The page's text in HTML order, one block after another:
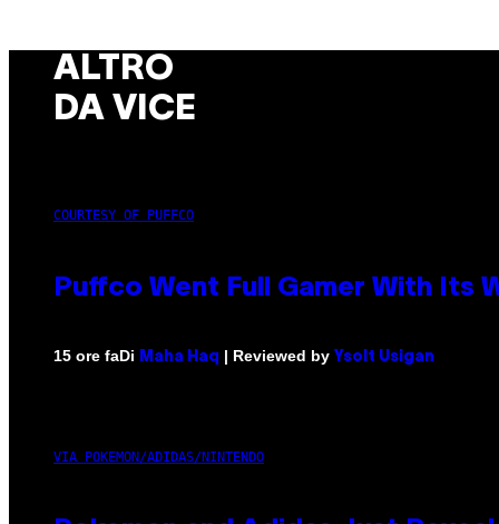
ALTRO
DA VICE
COURTESY OF PUFFCO
Puffco Went Full Gamer With Its
15 ore faDi Maha Haq | Reviewed by Ysolt Usigan
VIA POKEMON/ADIDAS/NINTENDO